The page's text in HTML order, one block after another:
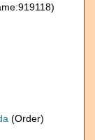
(Order)